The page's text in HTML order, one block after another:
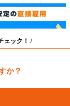
ェック！ /
か？